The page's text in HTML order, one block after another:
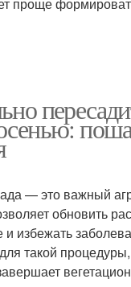
— это важный
обновить
и избежать
такой процедуры,